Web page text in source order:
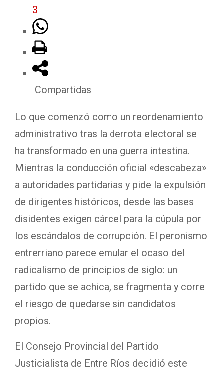
3
Compartidas
Lo que comenzó como un reordenamiento
administrativo tras la derrota electoral se
ha transformado en una guerra intestina.
Mientras la conducción oficial «descabeza»
a autoridades partidarias y pide la expulsión
de dirigentes históricos, desde las bases
disidentes exigen cárcel para la cúpula por
los escándalos de corrupción. El peronismo
entrerriano parece emular el ocaso del
radicalismo de principios de siglo: un
partido que se achica, se fragmenta y corre
el riesgo de quedarse sin candidatos
propios.
El Consejo Provincial del Partido
Justicialista de Entre Ríos decidió este